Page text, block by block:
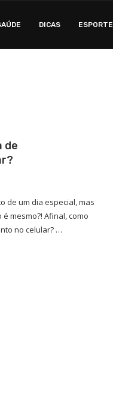
DICAS ESPORTE
de
de um dia especial, mas
mesmo?! Afinal, como
no celular? …